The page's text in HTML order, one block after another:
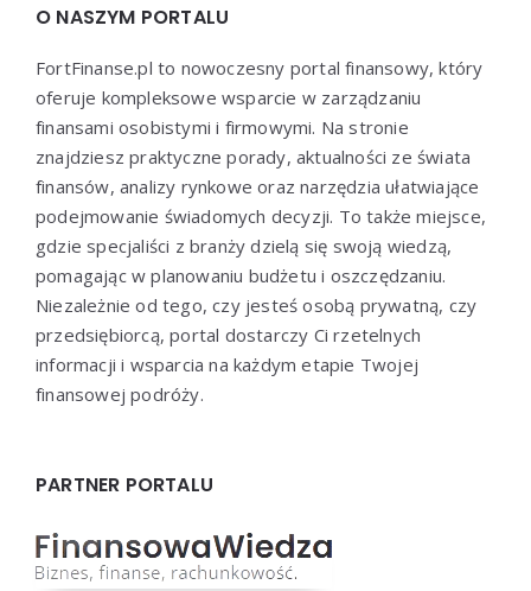
O NASZYM PORTALU
FortFinanse.pl to nowoczesny portal finansowy, który
oferuje kompleksowe wsparcie w zarządzaniu
finansami osobistymi i firmowymi. Na stronie
znajdziesz praktyczne porady, aktualności ze świata
finansów, analizy rynkowe oraz narzędzia ułatwiające
podejmowanie świadomych decyzji. To także miejsce,
gdzie specjaliści z branży dzielą się swoją wiedzą,
pomagając w planowaniu budżetu i oszczędzaniu.
Niezależnie od tego, czy jesteś osobą prywatną, czy
przedsiębiorcą, portal dostarczy Ci rzetelnych
informacji i wsparcia na każdym etapie Twojej
finansowej podróży.
PARTNER PORTALU